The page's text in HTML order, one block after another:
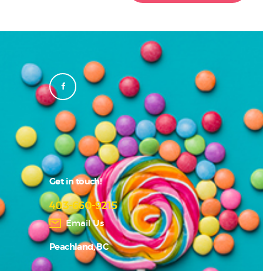
Get in touch!
403-660-9215
Email Us
Peachland, BC